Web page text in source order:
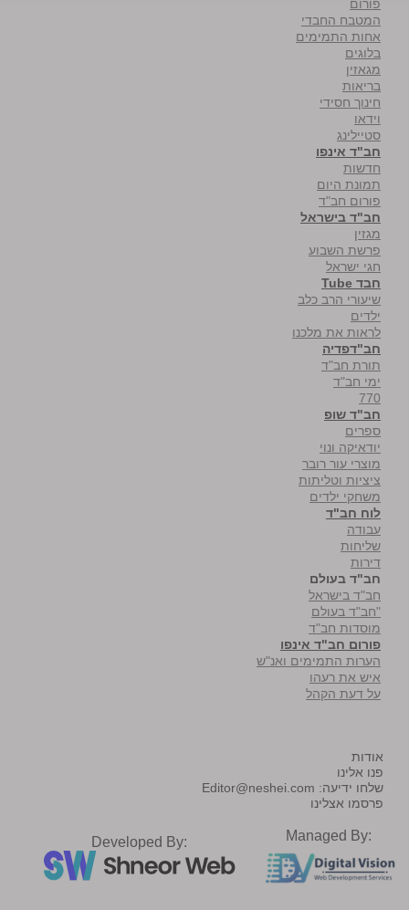
פורום
המטבח החבדי
אחות התמימים
בלוגים
מגאזין
בריאות
חינוך חסידי
וידאו
סטיילינג
חב"ד אינפו
חדשות
תמונת היום
פורום חב"ד
חב"ד בישראל
מגזין
פרשת השבוע
חגי ישראל
חבד Tube
שיעורי הרב כלב
ילדים
לראות את מלכנו
חב"דפדיה
תורת חב"ד
ימי חב"ד
770
חב"ד שופ
ספרים
יודאיקה ונוי
מוצרי עור רובר
ציציות וטליתות
משחקי ילדים
לוח חב"ד
עבודה
שליחות
דירות
חב"ד בעולם
חב"ד בישראל
"חב"ד בעולם
מוסדות חב"ד
פורום חב"ד אינפו
הערות התמימים ואנ"ש
איש את רעהו
על דעת הקהל
אודות
פנו אלינו
שלחו ידיעה: Editor@neshei.com
פרסמו אצלינו
Developed By: Managed By: